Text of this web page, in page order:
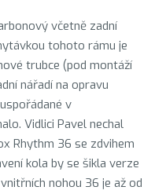
včetně zadní
tohoto rámu je
trubce (pod montáží
nářadí na opravu
v
Vidlici Pavel nechal
Rhythm 36 se zdvihem
kola by se šikla verze
nohou 36 je až od